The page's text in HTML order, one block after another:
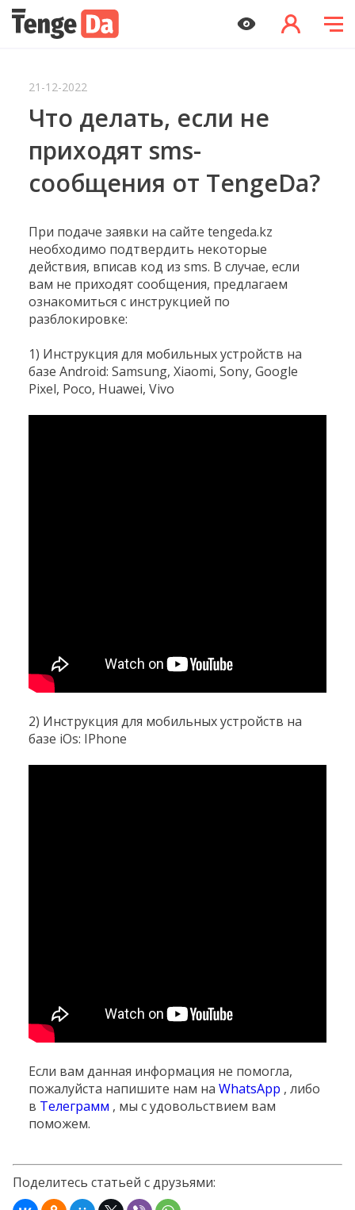
21-12-2022
Что делать, если не
приходят sms-
сообщения от TengeDa?
При подаче заявки на сайте tengeda.kz
необходимо подтвердить некоторые
действия, вписав код из sms. В случае, если
вам не приходят сообщения, предлагаем
ознакомиться с инструкцией по
разблокировке:
1) Инструкция для мобильных устройств на
базе Android: Samsung, Xiaomi, Sony, Google
Pixel, Poco, Huawei, Vivo
2) Инструкция для мобильных устройств на
базе iOs: IPhone
Если вам данная информация не помогла,
пожалуйста напишите нам на WhatsApp , либо
в Tелеграмм , мы с удовольствием вам
поможем.
Поделитесь статьей с друзьями: